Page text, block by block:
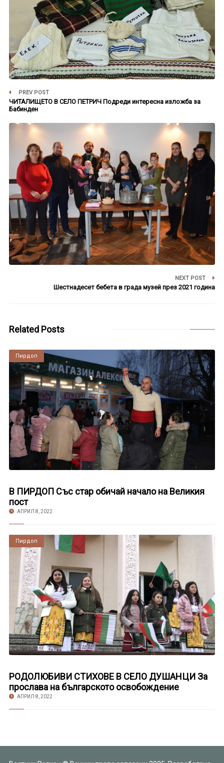
PREV POST
ЧИТАЛИЩЕТО В СЕЛО ПЕТРИЧ Подреди интересна изложба за
Бабинден
NEXT POST
Шестнадесет бебета в града музей през 2021 година
Related Posts
Пирдоп
В ПИРДОП Със стар обичай начало на Великия
пост
АПРИЛ 8, 2022
Пирдоп
РОДОЛЮБИВИ СТИХОВЕ В СЕЛО ДУШАНЦИ За
прослава на българското освобождение
АПРИЛ 8, 2022